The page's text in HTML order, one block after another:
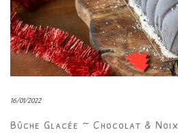
16/01/2022
Bûche Glacée ~ Chocolat &